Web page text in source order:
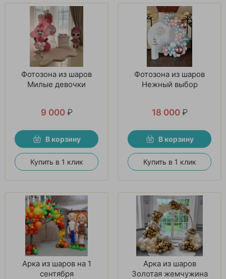
Фотозона из шаров
Милые девочки
9 000 ₽
В корзину
Купить в 1 клик
Фотозона из шаров
Нежный выбор
18 000 ₽
В корзину
Купить в 1 клик
Арка из шаров на 1
сентября
Арка из шаров
Золотая жемчужина